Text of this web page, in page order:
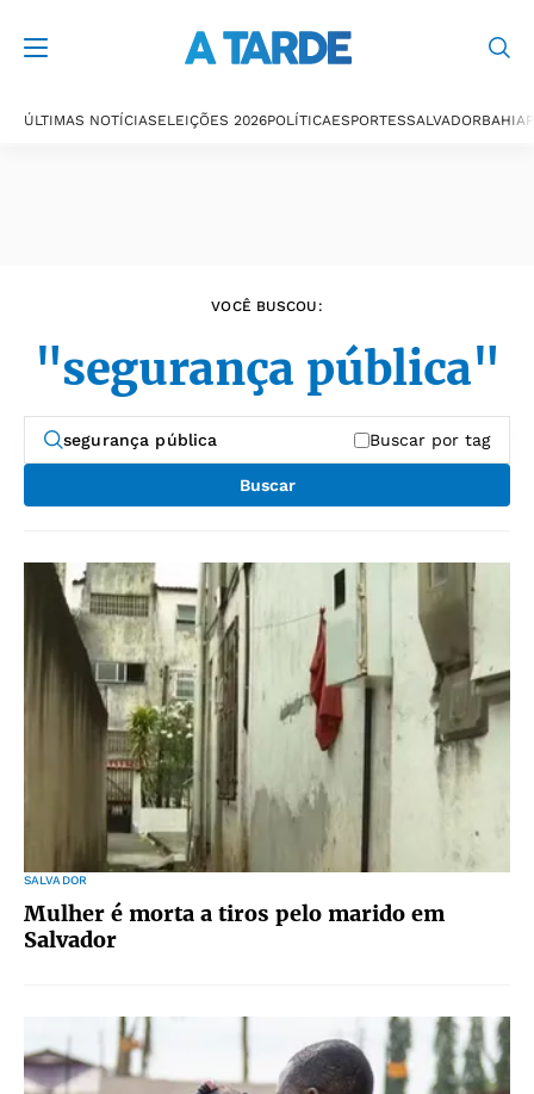
ÚLTIMAS NOTÍCIASELEIÇÕES 2026POLÍTICAESPORTESSALVADORBAHIA
VOCÊ BUSCOU:
"segurança pública"
Buscar por tag
Buscar
SALVADOR
Mulher é morta a tiros pelo marido em
Salvador